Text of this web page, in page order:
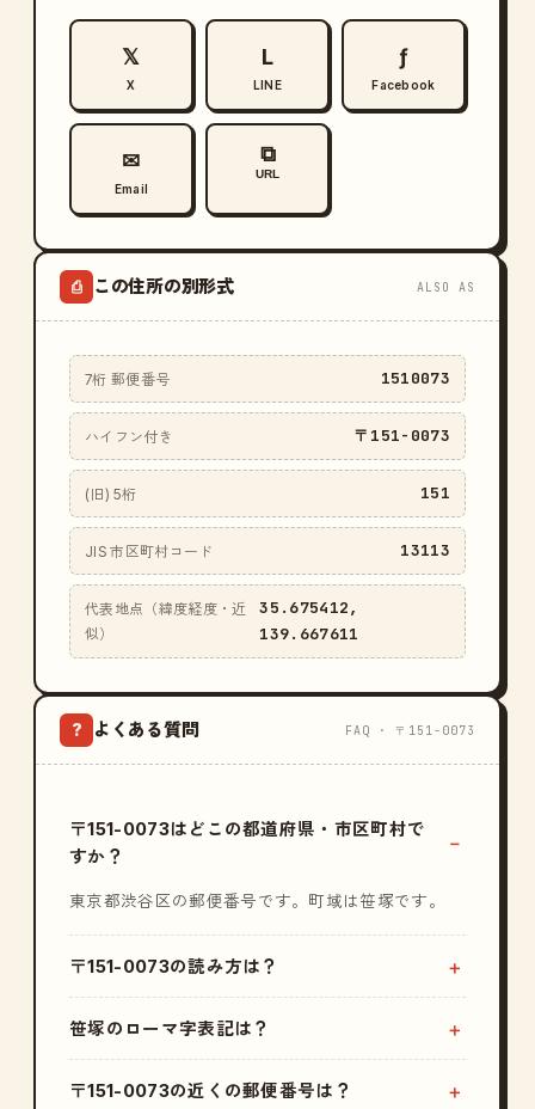
𝕏
X
L
LINE
ƒ
Facebook
✉
Email
⧉
URL
⎙ この住所の別形式 ALSO AS
7桁 郵便番号 1510073
ハイフン付き 〒151-0073
(旧) 5桁 151
JIS 市区町村コード 13113
代表地点（緯度経度・近
似）
35.675412,
139.667611
? よくある質問 FAQ · 〒151-0073
〒151-0073はどこの都道府県・市区町村で
すか？
東京都渋谷区の郵便番号です。町域は笹塚です。
〒151-0073の読み方は？
笹塚のローマ字表記は？
〒151-0073の近くの郵便番号は？